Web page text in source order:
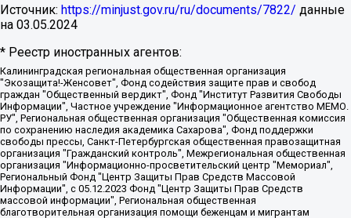
Источник: https://minjust.gov.ru/ru/documents/7822/ данные
на 03.05.2024
* Реестр иностранных агентов:
Калининградская региональная общественная организация "Экозащита!-Женсовет", Фонд содействия защите прав и свобод граждан "Общественный вердикт", Фонд "Институт Развития Свободы Информации", Частное учреждение "Информационное агентство МЕМО. РУ", Региональная общественная организация "Общественная комиссия по сохранению наследия академика Сахарова", Фонд поддержки свободы прессы, Санкт-Петербургская общественная правозащитная организация "Гражданский контроль", Межрегиональная общественная организация "Информационно-просветительский центр "Мемориал", Региональный Фонд "Центр Защиты Прав Средств Массовой Информации", с 05.12.2023 Фонд "Центр Защиты Прав Средств массовой информации", Региональная общественная благотворительная организация помощи беженцам и мигрантам "Гражданское содействие", Негосударственное образовательное учреждение дополнительного профессионального образования (повышение квалификации) специалистов "АКАДЕМИЯ ПО ПРАВАМ ЧЕЛОВЕКА", Свердловская региональная общественная организация "Сутяжник", Автономная некоммерческая организация "Центр независимых социологических исследований", Союз общественных объединений "Российский исследовательский центр по правам человека", Региональное общественное учреждение научно-информационный центр "МЕМОРИАЛ", Некоммерческая организация "Фонд защиты гласности", Автономная некоммерческая организация "Институт прав человека", Городская общественная организация "Екатеринбургское общество "МЕМОРИАЛ", Городская общественная организация "Рязанское историко-просветительское и правозащитное общество "Мемориал" (Рязанский Мемориал), Челябинский региональный орган общественной самодеятельности – женское общественное объединение "Женщины Евразии", Челябинский региональный орган общественной самодеятельности "Уральская правозащитная группа", Фонд содействия защите здоровья и социальной справедливости имени Андрея Рылькова, Автономная Некоммерческая Организация "Аналитический Центр Юрия Левады", Автономная некоммерческая организация социальной поддержки населения "Проект Апрель", Региональная общественная организация помощи женщинам и детям, находящимся в кризисной ситуации "Информационно-методический центр "Анна", Фонд содействия развитию массовых коммуникаций и правовому просвещению "Так-так-Так", Фонд содействия устойчивому развитию "Серебряная тайга", Свердловский региональный общественный фонд социальных проектов "Новое время", "Idel.Реалии", Кавказ.Реалии, Крым.Реалии, Телеканал Настоящее Время, Татаро-башкирская служба Радио Свобода (Azatliq Radiosi), Радио Свободная Европа/Радио Свобода (PCE/PC), "Сибирь.Реалии", "Фактограф", Благотворительный фонд помощи осужденным и их семьям, Автономная некоммерческая организация "Институт глобализации и социальных движений", Фонд "В защиту прав заключенных", Частное учреждение "Центр поддержки и содействия развитию средств массовой информации", Пензенский региональный общественный благотворительный фонд "Гражданский союз", "Север.Реалии", Некоммерческая организация Фонд "Правовая инициатива", Общество с ограниченной ответственностью "Радио Свободная Европа/Радио Свобода", Чешское информационное агентство "MEDIUM-ORIENT", Красноярская региональная общественная организация "Мы против СПИДа", Камалягин Денис Николаевич, Маркелов Сергей Евгеньевич, Пономарев Лев Александрович, Савицкая Людмила Алексеевна, Автономная некоммерческая организация "Центр по работе с проблемой насилия "НАСИЛИЮ.НЕТ", Межрегиональный профессиональный союз работников здравоохранения "Альянс врачей", Юридическое лицо, зарегистрированное в Латвийской Республике, SIA "Medusa Project" (регистрационный номер 40103797863, дата регистрации 10.06.2014), Некоммерческая организация "Фонд по борьбе с коррупцией", Автономная некоммерческая организация "Институт права и публичной политики", Баданин Роман Сергеевич, Гликин Максим Александрович, Железнова Мария Михайловна, Лукьянова Юлия Сергеевна, Маетная Елизавета Витальевна, Маняхин Петр Борисович, Чуракова Ольга Владимировна, Ярош Юлия Петровна, Юридическое лицо "The Insider SIA", зарегистрированное в Риге, Латвийская Республика (дата регистрации 26.06.2015), являющееся администратором доменного имени интернет-издания "The Insider SIA", https://theins.ru, Постернак Алексей Евгеньевич, Рубин Михаил Аркадьевич, Анин Роман Александрович, Юридическое лицо Istories fonds, зарегистрированное в Латвийской Республике (регистрационный номер 50008295751, дата регистрации 24.02.2020), Великовский Дмитрий Александрович, Долинина Ирина Николаевна, Мароховская Алеся Алексеевна, Шлейнов Роман Юрьевич, Шмагун Олеся Валентиновна, Общество с ограниченной ответственностью "Альтаир 2021", Общество с ограниченной ответственностью "Вега 2021", Общество с ограниченной ответственностью "Главный редактор 2021", Общество с ограниченной ответственностью "Ромашки монолит", Важенков Артем Валерьевич, Ивановская областная общественная организация "Центр гендерных исследований", Гурман Юрий Альбертович, Медиапроект "ОВД-Инфо", Егоров Владимир Владимирович, Жилинский Владимир Александрович, Общество с ограниченной ответственностью "ЗП", Иванова София Юрьевна, Карезина Инна Павловна, Кильтау Екатерина Викторовна, Петров Алексей Викторович, Пискунов Сергей Евгеньевич, Смирнов Сергей Сергеевич, Тихонов Михаил Сергеевич, Общество с ограниченной ответственностью "ЖУРНАЛИСТ-ИНОСТРАННЫЙ АГЕНТ", Арапова Галина Юрьевна, Вольтская Татьяна Анатольевна, Американская компания "Mason G.E.S. Anonymous Foundation" (США), являющаяся владельцем интернет-издания https://mnews.world/, Компания "Stichting Bellingcat", зарегистрированная в Нидерландах (дата регистрации 11.07.2018), Захаров Андрей Вячеславович, Клепиковская Екатерина Дмитриевна, Общество с ограниченной ответственностью "МЕМО", Перл Роман Александрович, Симонов Евгений Алексеевич, Соловьева Елена Анатольевна, Сотников Даниил Владимирович, Сурначева Елизавета Дмитриевна, Автономная некоммерческая организация по защите прав человека и информированию населения "Якутия – Наше Мнение", Общество с ограниченной ответственностью "Москоу диджитал медиа", с 26.01.2023 Общество с ограниченной ответственностью "Чайка Белые сады", Ветошкина Валерия Валерьевна, Заговора Максим Александрович, Межрегиональное общественное движение "Российская ЛГБТ - сеть", Оленичев Максим Владимирович, Павлов Иван Юрьевич, Скворцова Елена Сергеевна, Общество с ограниченной ответственностью "Как бы инагент", Кочетков Игорь Викторович, Общество с ограниченной ответственностью "Честные выборы", Еланчик Олег Александрович, Общество с ограниченной ответственностью "Нобелевский призыв", Гималова Регина Эмилевна, Григорьев Андрей Валерьевич, Григорьева Алина Александровна, Ассоциация по содействию защите прав призывников, альтернативнослужащих и военнослужащих "Правозащитная группа "Гражданин.Армия.Право", Хисамова Регина Фаритовна, Автономная некоммерческая организация по реализации социально-правовых программ "Лилит", Дальневосточное общественное движение "Маяк", Санкт-Петербургская ЛГБТ-инициативная группа "Выход", Инициативная группа ЛГБТ+ "Реверс", Алексеев Андрей Викторович, Бекбулатова Таисия Львовна, Беляев Иван Михайлович, Владыкина Елена Сергеевна, Гельман Марат Александрович, Никульшина Вероника Юрьевна, Толоконникова Надежда Андреевна, Шендерович Виктор Анатольевич, Общество с ограниченной ответственностью "Данное сообщение", Общество с ограниченной ответственностью Издательский дом "Новая глава", Айнбиндер Александра Александровна, Московский комьюнити-центр для ЛГБТ+инициатив, Благотворительный фонд развития филантропии, Deutsche Welle (Германия, Kurt-Schumacher-Strasse 3, 53113 Bonn), Борзунова Мария Михайловна, Воробьев Виктор Викторович, Голубева Анна Львовна, Константинова Алла Михайловна, Малкова Ирина Владимировна, Мурадов Мурад Абдулгалимович, Осетинская Елизавета Николаевна, Понасенков Евгений Николаевич, Ганапольский Матвей Юрьевич, Киселев Евгений Алексеевич, Борухович Ирина Григорьевна, Дремин Иван Тимофеевич, Дубровский Дмитрий Викторович, Красноярская региональная общественная организация поддержки и развития альтернативных образовательных технологий и межкультурных коммуникаций "ИНТЕРРА", Маяковская Екатерина Алексеевна, Фейгин Марк Захарович, Филимонов Андрей Викторович, Дзугкоева Регина Николаевна, Доброхотов Роман Александрович, Дудь Юрий Александрович, Елкин Сергей Владимирович, Кругликов Кирилл Игоревич, Сабунаева Мария Леонидовна, Семенов Алексей Владимирович, Шаинян Карен Багратович, Шульман Екатерина Михайловна, Асафьев Артур Валерьевич, Вахштайн Виктор Семенович, Венедиктов Алексей Алексеевич, Лушникова Екатерина Евгеньевна, Волков Леонид Михайлович, Невзоров Александр Глебович, Пархоменко Сергей Борисович, Сироткин Ярослав Николаевич, Кара-Мурза Владимир Владимирович, Баранова Наталья Владимировна, Гозман Леонид Яковлевич, Кагарлицкий Борис Юльевич, Климарев Михаил Валерьевич, Милов Владимир Станиславович, Автономная некоммерческая организация Краснодарский центр современного искусства "Типография", Моргенштерн Алишер Тагирович, Соболь Любовь Эдуардовна, Общество с ограниченной ответственностью "ЛИЗА НОРМ", Каспаров Гарри Кимович, Ходорковский Михаил Борисович, Общество с ограниченной ответственностью "Апрельские тезисы", Данилович Ирина Брониславовна, Кашин Олег Владимирович, Петров Николай Владимирович, Пивоваров Алексей Владимирович, Соколов Михаил Владимирович, Цветкова Юлия Владимировна, Чичваркин Евгений Александрович, Комитет против пыток/Команда против пыток, Общество с ограниченной ответственностью "Первый научный", Общество с ограниченной ответственностью "Вертолет и ко", Белоцерковская Вероника Борисовна, Кац Максим Евгеньевич, Лазарева Татьяна Юрьевна, Шаведдинов Руслан Табризович, Яшин Илья Валерьевич, Общество с ограниченной ответственностью "Иноагент ААВ", Алешковский Дмитрий Петрович, Альбац Евгения Марковна, Быков Дмитрий Львович, Галямина Юлия Евгеньевна, Лойко Сергей Леонидович, Мартынов Кирилл Константинович, Медведев Сергей Александрович, Крашенинников Федор Геннадиевич, Гордеева Катерина Вл